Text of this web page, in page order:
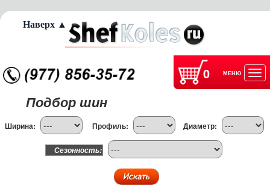
0 МЕНЮ
Подбор шин
Ширина: Профиль: Диаметр:
Сезонность:
Наверх ▲